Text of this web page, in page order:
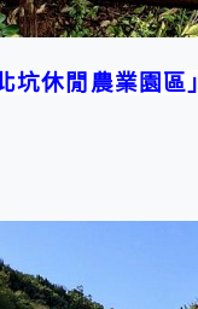
坑休閒農業園區